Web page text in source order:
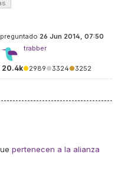
preguntado 26 Jun 2014, 07:50
trabber
20.4k●2989●3324●3252
pertenecen a la alianza